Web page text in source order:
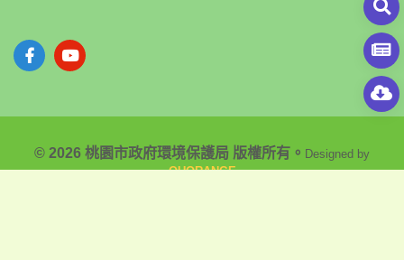
© 2026 桃園市政府環境保護局 版權所有。 Designed by
OUORANGE